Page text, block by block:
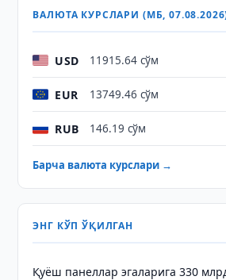
ВАЛЮТА КУРСЛАРИ (МБ,
USD 11915.64 сўм
EUR 13749.46 сўм
RUB 146.19 сўм
Барча валюта курслари →
ЭНГ КЎП ЎҚИЛГАН
Қуёш панеллар эгаларига 330